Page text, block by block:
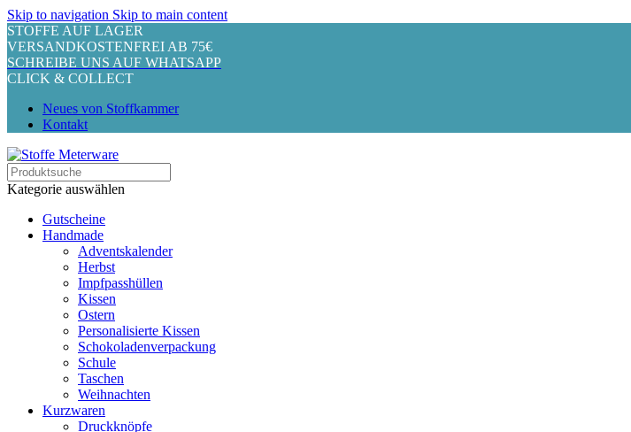
Skip to navigation Skip to main content
STOFFE AUF LAGER
VERSANDKOSTENFREI AB 75€
SCHREIBE UNS AUF WHATSAPP
CLICK & COLLECT
Neues von Stoffkammer
Kontakt
Kategorie auswählen
Gutscheine
Handmade
Adventskalender
Herbst
Impfpasshüllen
Kissen
Ostern
Personalisierte Kissen
Schokoladenverpackung
Schule
Taschen
Weihnachten
Kurzwaren
Druckknöpfe